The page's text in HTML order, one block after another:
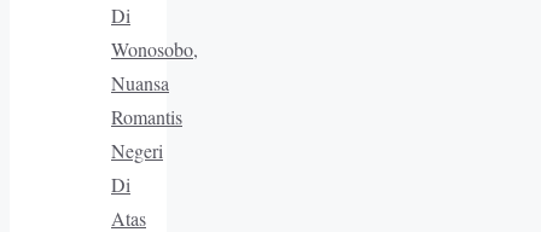
Di
Wonosobo,
Nuansa
Romantis
Negeri
Di
Atas